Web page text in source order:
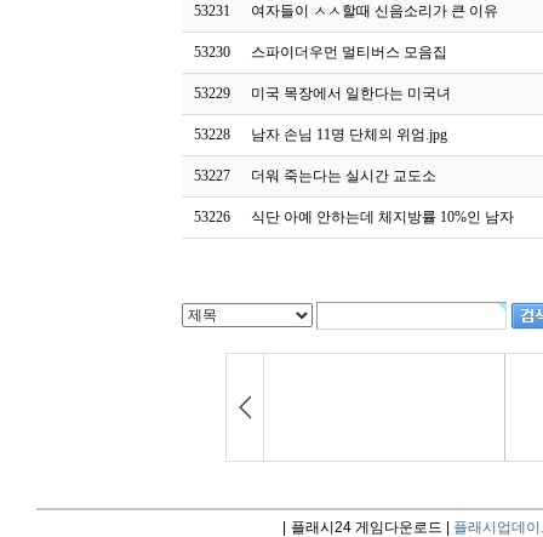
53231 여자들이 ㅅㅅ할때 신음소리가 큰 이유
53230 스파이더우먼 멀티버스 모음집
53229 미국 목장에서 일한다는 미국녀
53228 남자 손님 11명 단체의 위엄.jpg
53227 더워 죽는다는 실시간 교도소
53226 식단 아예 안하는데 체지방률 10%인 남자
플래시24 게임다운로드 | 플래시업데이